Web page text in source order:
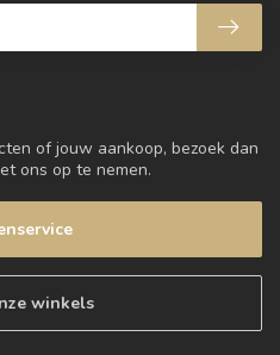
of jouw aankoop, bezoek dan
ons op te nemen.
winkels